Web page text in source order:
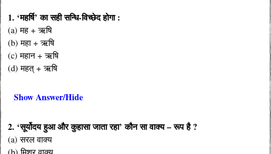
1. ‘महर्षि’ का सही सन्धि-विच्छेद होगा :
(a) मह + ऋषि
(b) महा + ऋषि
(c) महान + ऋषि
(d) महत् + ऋषि
Show Answer/Hide
2. ‘सूर्योदय हुआ और कुहासा जाता रहा’ कौन सा वाक्य – रूप है ?
(a) सरल वाक्य